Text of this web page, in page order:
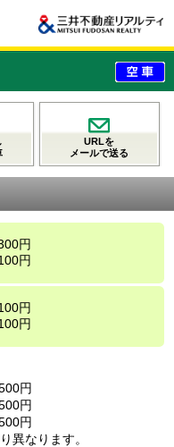
URLを
メールで送る
円
円
円
円
円
円
円
異なります。